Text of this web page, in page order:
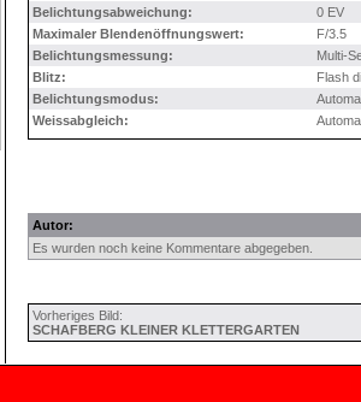
Belichtungsabweichung:
0 EV
Maximaler Blendenöffnungswert:
F/3.5
Belichtungsmessung:
Multi-
Blitz:
Flash
Belichtungsmodus:
Weissabgleich:
Autor:
Es wurden noch keine Kommentare abgegeben.
Vorheriges Bild:
SCHAFBERG KLEINER KLETTERGARTEN